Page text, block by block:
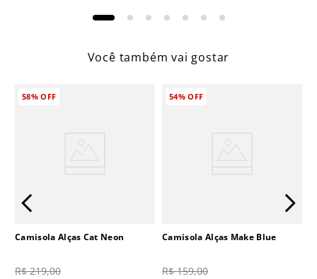
Você também vai gostar
58%OFF
Camisola Alças Cat Neon
R$ 219,00
54%OFF
Camisola Alças Make Blue
R$ 159,00